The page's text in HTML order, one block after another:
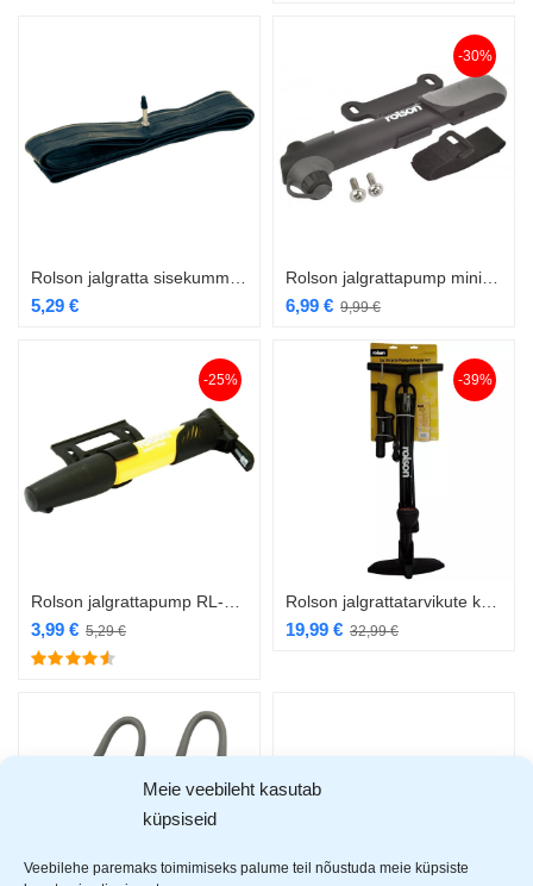
Meie veebileht kasutab
küpsiseid
Veebilehe paremaks toimimiseks palume teil nõustuda meie küpsiste
5,29 €
-30%
9,99€
6,99 €
-25%
5,29€
3,99 €
-39%
32,99€
19,99 €